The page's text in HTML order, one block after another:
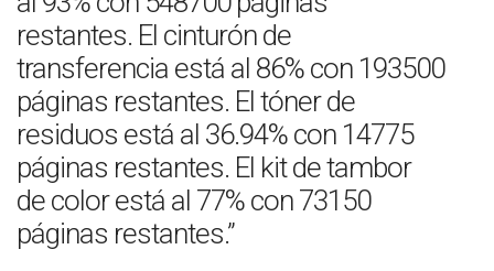
restantes. El cinturón de
transferencia está al 86% con 193500
páginas restantes. El tóner de
residuos está al 36.94% con 14775
páginas restantes. El kit de tambor
de color está al 77% con 73150
páginas restantes.”